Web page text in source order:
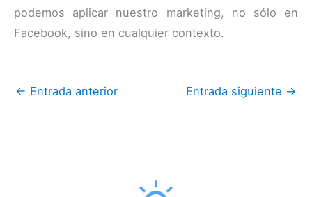
podemos aplicar nuestro marketing, no sólo en
Facebook, sino en cualquier contexto.
← Entrada anterior Entrada siguiente →